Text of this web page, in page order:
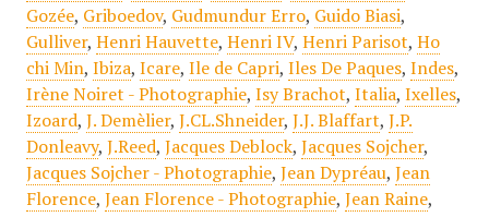
Gozée, Griboedov, Gudmundur Erro, Guido Biasi,
Gulliver, Henri Hauvette, Henri IV, Henri Parisot, Ho
chi Min, Ibiza, Icare, Ile de Capri, Iles De Paques, Indes,
Irène Noiret - Photographie, Isy Brachot, Italia, Ixelles,
Izoard, J. Demèlier, J.CL.Shneider, J.J. Blaffart, J.P.
Donleavy, J.Reed, Jacques Deblock, Jacques Sojcher,
Jacques Sojcher - Photographie, Jean Dypréau, Jean
Florence, Jean Florence - Photographie, Jean Raine,